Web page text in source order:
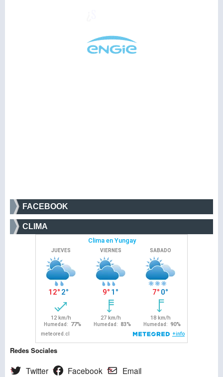
FACEBOOK
CLIMA
Redes Sociales
Twitter Facebook Email